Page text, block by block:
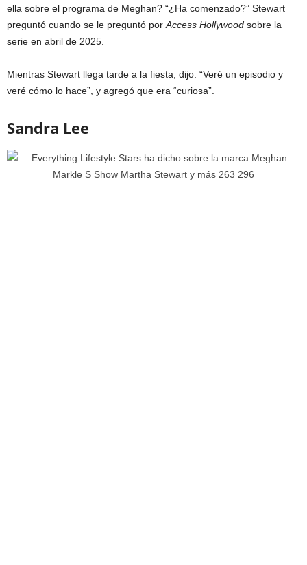
ella sobre el programa de Meghan? “¿Ha comenzado?” Stewart
preguntó cuando se le preguntó por Access Hollywood sobre la
serie en abril de 2025.
Mientras Stewart llega tarde a la fiesta, dijo: “Veré un episodio y
veré cómo lo hace”, y agregó que era “curiosa”.
Sandra Lee